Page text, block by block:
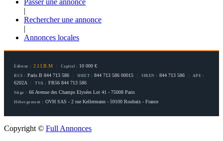
|
Rechercher une annonce
|
Annonces locales
Éditeur : 2.I.I.B.M Capital : 10 000 €
RCS : Paris B 844 713 586 SIRET : 844 713 586 00015 SIREN : 844 713 586 APE :
6202A TVA : FR56 844 713 586
Siège : 66 Avenue des Champs Elysées Lot 41 - 75008 Paris
Hébergement : OVH SAS - 2 rue Kellermann - 59100 Roubaix - France
Copyright © Full Annonces